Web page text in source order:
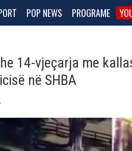
POP NEWS PROGRAME
14-vjeçarja me
në SHBA